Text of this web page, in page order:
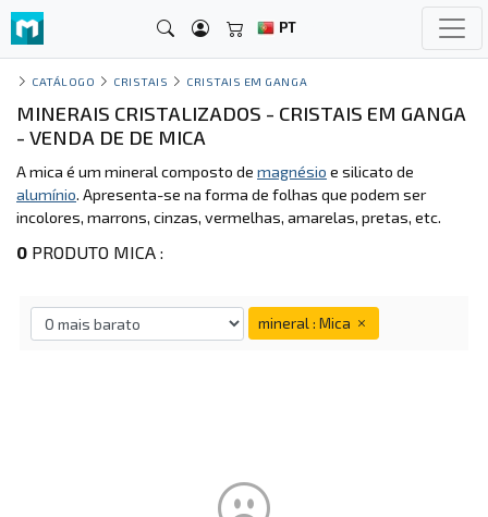
PT
CATÁLOGO CRISTAIS CRISTAIS EM GANGA
MINERAIS CRISTALIZADOS - CRISTAIS EM GANGA
- VENDA DE DE MICA
A mica é um mineral composto de magnésio e silicato de
alumínio. Apresenta-se na forma de folhas que podem ser
incolores, marrons, cinzas, vermelhas, amarelas, pretas, etc.
0 PRODUTO MICA :
mineral : Mica